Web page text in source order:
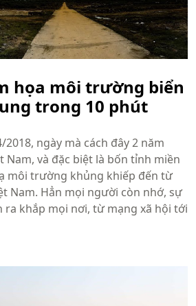
họa môi trường biển
trong 10 phút
ngày mà cách đây 2 năm
và đặc biệt là bốn tỉnh miền
môi trường khủng khiếp đến từ
Nam. Hẳn mọi người còn nhớ, sự
ra khắp mọi nơi, từ mạng xã hội tới